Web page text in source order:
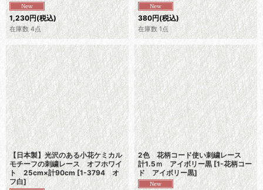
1,230円(税込)
在庫数 4点
380円(税込)
在庫数 1点
【日本製】光沢のある小花ケミカル
モチーフの刺繍レース オフホワイ
ト 25cm×計90cm [1-3794 オ
フ白]
2色 花柄コード使い刺繍レース
計1.5ｍ アイボリー黒 [1-花柄コー
ド アイボリー黒]